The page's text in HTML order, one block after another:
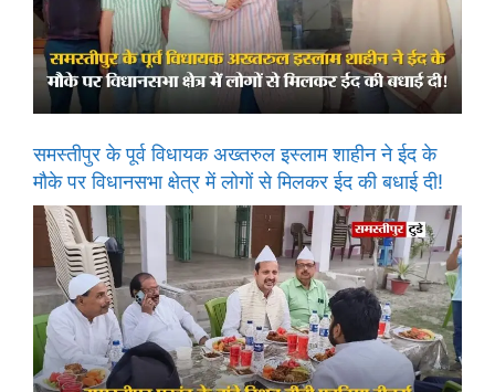
समस्तीपुर के पूर्व विधायक अख्तरुल इस्लाम शाहीन ने ईद के
मौके पर विधानसभा क्षेत्र में लोगों से मिलकर ईद की बधाई दी!